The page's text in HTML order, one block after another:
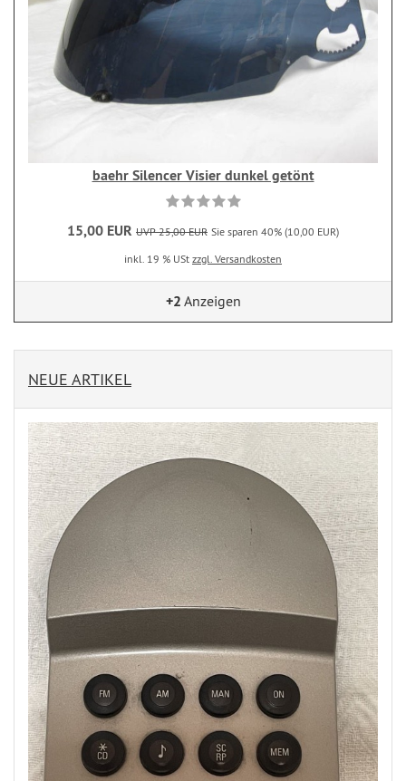
baehr Silencer Visier dunkel getönt
15,00 EUR UVP 25,00 EUR Sie sparen 40% (10,00 EUR)
inkl. 19 % USt zzgl. Versandkosten
+2 Anzeigen
NEUE ARTIKEL